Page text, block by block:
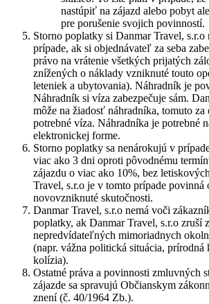
nastúpiť na zájazd alebo pobyt
pre porušenie svojich povinností.
Storno poplatky si Danmar Travel,
prípade, ak si objednávateľ za seba
právo na vrátenie všetkých prijatých
znížených o náklady vzniknuté touto
leteniek a ubytovania). Náhradník je
Náhradník si víza zabezpečuje sám.
môže na žiadosť náhradníka, tomuto
potrebné víza. Náhradníka je potrebné
elektronickej forme.
Storno poplatky sa nenárokujú v
viac ako 3 dni oproti pôvodnému
zájazdu o viac ako 10%, bez
Travel, s.r.o je v tomto prípade
novovzniknuté skutočnosti.
Danmar Travel, s.r.o nemá voči
poplatky, ak Danmar Travel, s.r.o zruší
nepredvídateľných mimoriadnych
(napr. vážna politická situácia, prírodná
kolízia).
Ostatné práva a povinnosti zmluvných
zájazde sa spravujú Občianskym
znení (č. 40/1964 Zb.).